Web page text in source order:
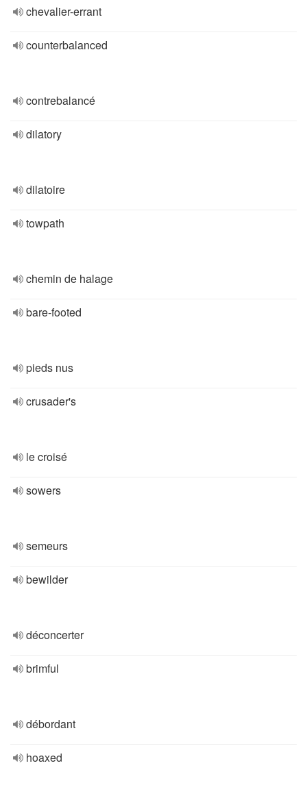
chevalier-errant
counterbalanced
contrebalancé
dilatory
dilatoire
towpath
chemin de halage
bare-footed
pieds nus
crusader's
le croisé
sowers
semeurs
bewilder
déconcerter
brimful
débordant
hoaxed